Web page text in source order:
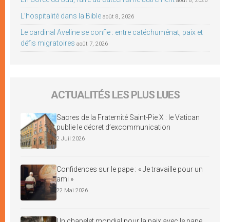
L’hospitalité dans la Bible août 8, 2026
Le cardinal Aveline se confie : entre catéchuménat, paix et
défis migratoires août 7, 2026
ACTUALITÉS LES PLUS LUES
Sacres de la Fraternité Saint-Pie X : le Vatican
publie le décret d’excommunication
2 Juil 2026
Confidences sur le pape : « Je travaille pour un
ami »
22 Mai 2026